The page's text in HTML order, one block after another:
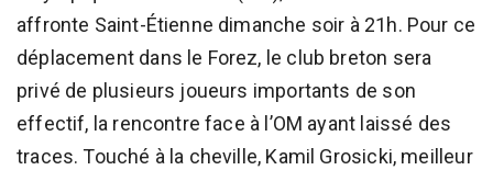
affronte Saint-Étienne dimanche soir à 21h. Pour ce
déplacement dans le Forez, le club breton sera
privé de plusieurs joueurs importants de son
effectif, la rencontre face à l’OM ayant laissé des
traces. Touché à la cheville, Kamil Grosicki, meilleur